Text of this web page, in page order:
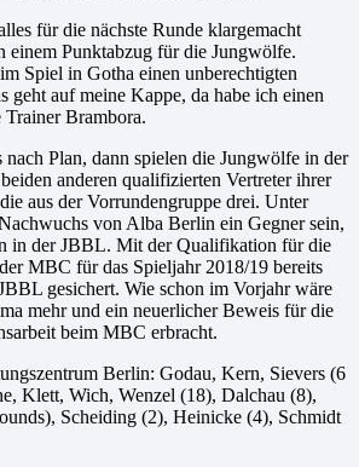
für die nächste Runde klargemacht
einem Punktabzug für die Jungwölfe.
Spiel in Gotha einen unberechtigten
geht auf meine Kappe, da habe ich einen
Trainer Brambora.
nach Plan, dann spielen die Jungwölfe in der
anderen qualifizierten Vertreter ihrer
aus der Vorrundengruppe drei. Unter
von Alba Berlin ein Gegner sein,
in der JBBL. Mit der Qualifikation für die
MBC für das Spieljahr 2018/19 bereits
gesichert. Wie schon im Vorjahr wäre
mehr und ein neuerlicher Beweis für die
beim MBC erbracht.
Berlin: Godau, Kern, Sievers (6
Klett, Wich, Wenzel (18), Dalchau (8),
Scheiding (2), Heinicke (4), Schmidt